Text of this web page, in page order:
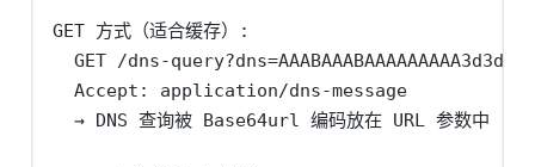
GET 方式（适合缓存）:
GET /dns-
  Accept: application/dns-message
  → DNS 查询被 Base64url 编码放在 URL 参数中